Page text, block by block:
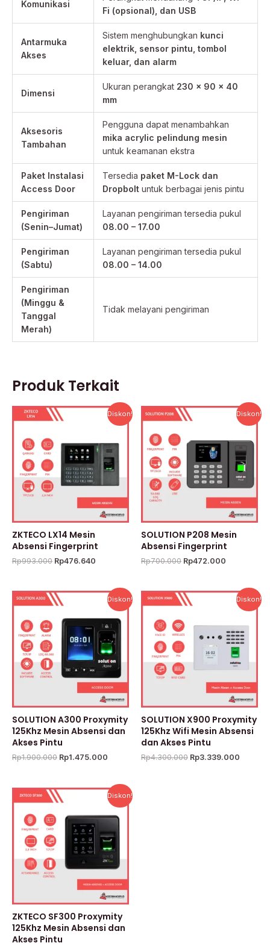
Komunikasi
Fi (opsional), dan USB
Antarmuka
Akses
Sistem menghubungkan kunci
elektrik, sensor pintu, tombol
keluar, dan alarm
Dimensi
Ukuran perangkat 230 × 90 × 40
mm
Aksesoris
Tambahan
Pengguna dapat menambahkan
mika acrylic pelindung mesin
untuk keamanan ekstra
Paket Instalasi
Access Door
Tersedia paket M-Lock dan
Dropbolt untuk berbagai jenis pintu
Pengiriman
(Senin–Jumat)
Layanan pengiriman tersedia pukul
08.00 – 17.00
Pengiriman
(Sabtu)
Layanan pengiriman tersedia pukul
08.00 – 14.00
Pengiriman
(Minggu &
Tanggal
Merah)
Tidak melayani pengiriman
Produk Terkait
Diskon!
ZKTECO LX14 Mesin
Absensi Fingerprint
Rp993.000
Harga
aslinya
Rp476.640
Harga
saat
Rp476.640.
Diskon!
SOLUTION P208 Mesin
Absensi Fingerprint
Rp700.000
Harga
aslinya
Rp700.000.
Rp472.000
Harga
saat
adalah:
Rp472.000.
Diskon!
SOLUTION A300 Proxymity
125Khz Mesin Absensi dan
Akses Pintu
Rp1.900.000
Harga
aslinya
Rp1.900.000.
Rp1.475.000
Harga
saat
adalah:
Rp1.475.000.
Diskon!
SOLUTION X900 Proxymity
125Khz Wifi Mesin Absensi
dan Akses Pintu
Rp4.300.000
Harga
aslinya
Rp4.300.000.
Rp3.339.000
Harga
saat
ini
adalah:
Diskon!
ZKTECO SF300 Proxymity
125Khz Mesin Absensi dan
Akses Pintu
Harga
aslinya
Rp2.939.000.
Harga
saat
adalah:
Rp1.410.720.